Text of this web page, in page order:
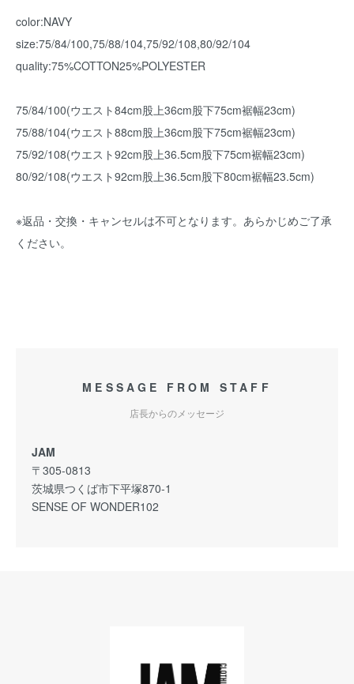
color:NAVY
size:75/84/100,75/88/104,75/92/108,80/92/104
quality:75%COTTON25%POLYESTER
75/84/100(ウエスト84cm股上36cm股下75cm裾幅23cm)
75/88/104(ウエスト88cm股上36cm股下75cm裾幅23cm)
75/92/108(ウエスト92cm股上36.5cm股下75cm裾幅23cm)
80/92/108(ウエスト92cm股上36.5cm股下80cm裾幅23.5cm)
※返品・交換・キャンセルは不可となります。あらかじめご了承
ください。
MESSAGE FROM STAFF
店長からのメッセージ
JAM
〒305-0813
茨城県つくば市下平塚870-1
SENSE OF WONDER102